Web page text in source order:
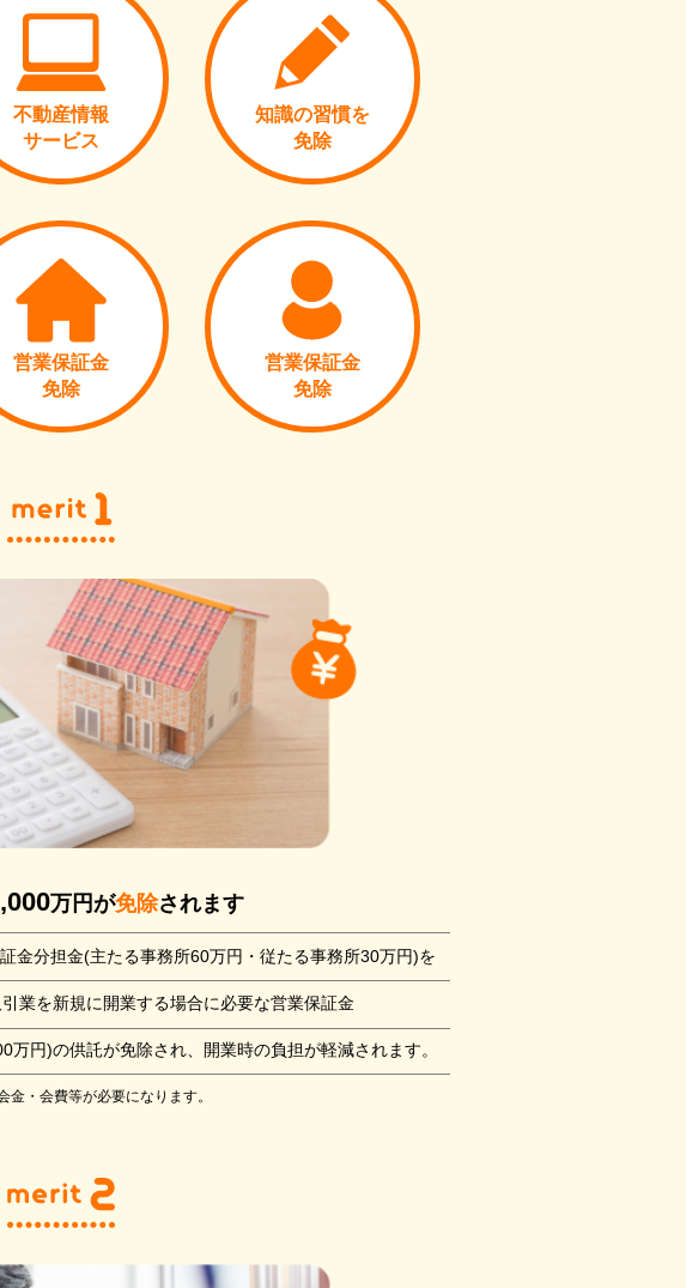
不動産情報
サービス
知識の習慣を
免除
営業保証金
免除
営業保証金
免除
万円が免除されます
金分担金(主たる事務所60万円・従たる事務所30万円)を
業を新規に開業する場合に必要な営業保証金
円)の供託が免除され、開業時の負担が軽減されます。
金・会費等が必要になります。